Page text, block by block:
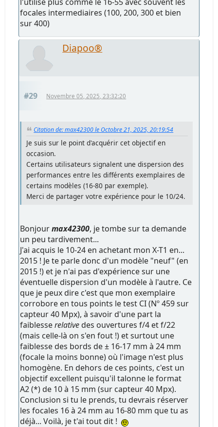
focales intermediaires (100, 200, 300 et bien
sur 400)
Diapoo®
#29 Novembre 05, 2025, 23:32:20
Citation de: max42300 le Octobre 21, 2025, 20:19:54
Je suis sur le point d'acquérir cet objectif en
occasion.
Certains utilisateurs signalent une dispersion des
performances entre les différents exemplaires de
certains modèles (16-80 par exemple).
Merci de partager votre expérience pour le 10/24.
Bonjourmax42300, je tombe sur ta demande
un peu tardivement...
J'ai acquis le 10-24 en achetant mon X-T1 en...
2015 ! Je te parle donc d'un modèle "neuf" (en
2015 !) et je n'ai pas d'expérience sur une
éventuelle dispersion d'un modèle à l'autre. Ce
que je peux dire c'est que mon exemplaire
corrobore en tous points le test CI (Nº 459 sur
capteur 40 Mpx), à savoir d'une part la
faiblesserelative des ouvertures f/4 et f/22
(mais celle-là on s'en fout !) et surtout une
faiblesse des bords de ± 16-17 mm à 24 mm
(focale la moins bonne) où l'image n'est plus
homogène. En dehors de ces points, c'est un
objectif excellent puisqu'il talonne le format
A2 (*) de 10 à 15 mm (sur capteur 40 Mpx).
Conclusion si tu le prends, tu devrais réserver
les focales 16 à 24 mm au 16-80 mm que tu as
déjà... Voilà, je t'ai tout dit !